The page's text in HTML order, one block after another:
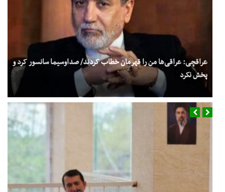
عراقچی: عراقی‌ها من را قهرمان خطاب کردند/ صداوسیما سانسور کرد و
پخش نکرد